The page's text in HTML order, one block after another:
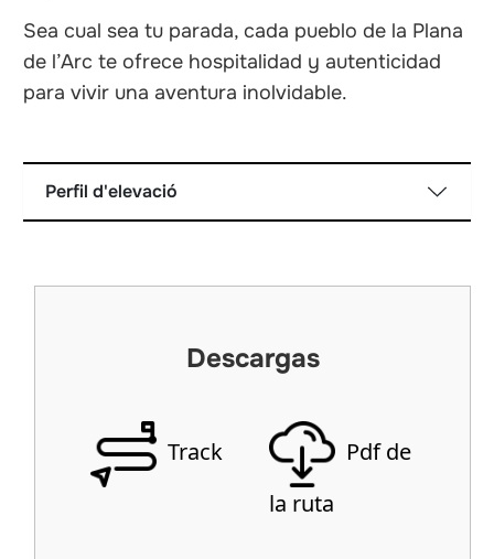
Sea cual sea tu parada, cada pueblo de la Plana
de l’Arc te ofrece hospitalidad y autenticidad
para vivir una aventura inolvidable.
Perfil d'elevació
Descargas
Track
Pdf de
la ruta